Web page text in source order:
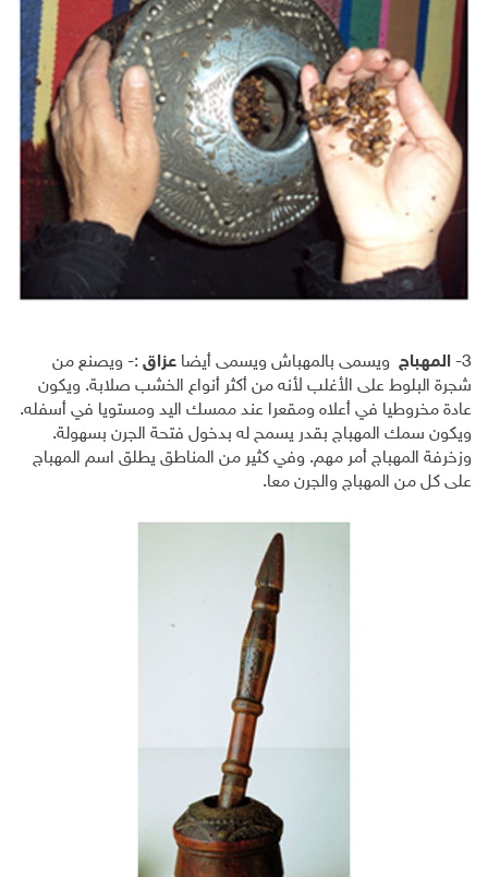
3- المهباج ويسمى بالمهباش ويسمى أيضا عزاق :- ويصنع من
شجرة البلوط على الأغلب لأنه من أكثر أنواع الخشب صلابة. ويكون
عادة مخروطيا في أعلاه ومقعرا عند ممسك اليد ومستويا في أسفله.
ويكون سمك المهباج بقدر يسمح له بدخول فتحة الجرن بسهولة.
وزخرفة المهباج أمر مهم. وفي كثير من المناطق يطلق اسم المهباج
على كل من المهباج والجرن معا.